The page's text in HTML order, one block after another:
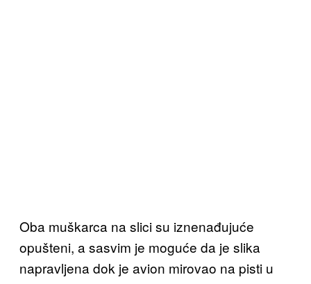
Oba muškarca na slici su iznenađujuće
opušteni, a sasvim je moguće da je slika
napravljena dok je avion mirovao na pisti u